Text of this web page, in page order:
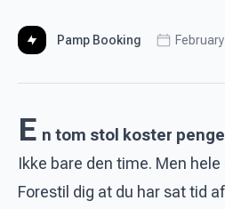
Pamp Booking
E n tom stol koster
Ikke bare den time. Men hele
Forestil dig at du har sat tid